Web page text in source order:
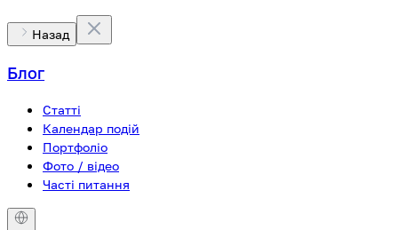
Назад
Блог
Статті
Календар подій
Портфоліо
Фото / відео
Часті питання